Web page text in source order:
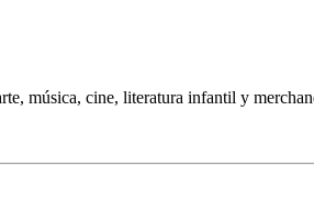
música, cine, literatura infantil y